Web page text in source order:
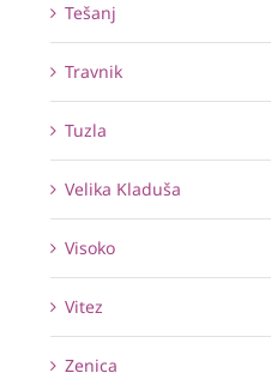
Tešanj
Travnik
Tuzla
Velika Kladuša
Visoko
Vitez
Zenica